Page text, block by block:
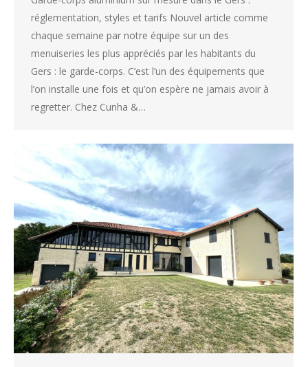
réglementation, styles et tarifs Nouvel article comme
chaque semaine par notre équipe sur un des
menuiseries les plus appréciés par les habitants du
Gers : le garde-corps. C’est l’un des équipements que
l’on installe une fois et qu’on espère ne jamais avoir à
regretter. Chez Cunha &…